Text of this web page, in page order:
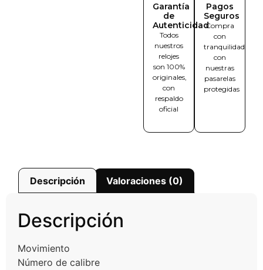
Garantía
de
Autenticidad
Todos
nuestros
relojes
son 100%
originales,
con
respaldo
oficial
Pagos
Seguros
Compra
con
tranquilidad
con
nuestras
pasarelas
protegidas
Descripción Valoraciones (0)
Descripción
Movimiento
Número de calibre